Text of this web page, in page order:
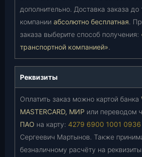
дополнительно. Доставка заказа до
компании абсолютно бесплатная.
заказа выберите способ получения:
транспортной компанией».
Реквизиты
Оплатить заказ можно картой банка
MASTERCARD, МИР или переводом
ПАО на карту: 4279 6900 1001 0936
Сергеевич Мартынов. Также
безналичному расчёту на